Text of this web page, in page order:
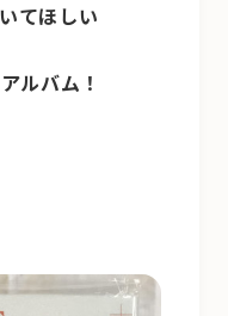
てほしい
ルバム！